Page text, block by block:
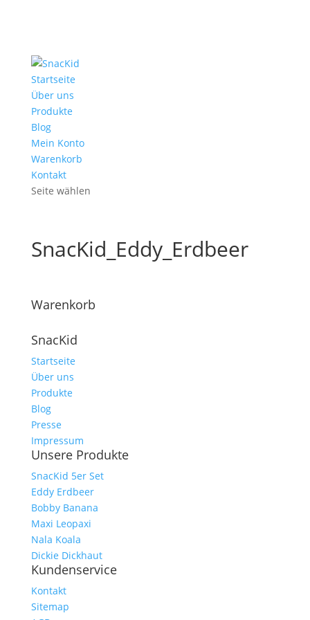
Startseite
Über uns
Produkte
Blog
Mein Konto
Warenkorb
Kontakt
Seite wählen
SnacKid_Eddy_Erdbeer
Warenkorb
SnacKid
Startseite
Über uns
Produkte
Blog
Presse
Impressum
Unsere Produkte
SnacKid 5er Set
Eddy Erdbeer
Bobby Banana
Maxi Leopaxi
Nala Koala
Dickie Dickhaut
Kundenservice
Kontakt
Sitemap